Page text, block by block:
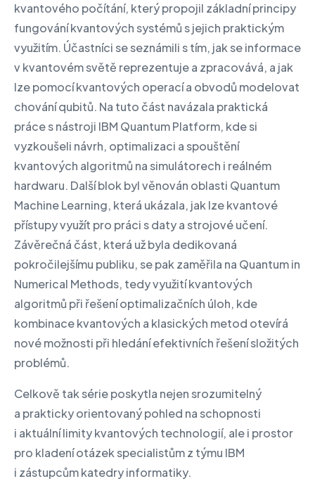
kvantového počítání, který propojil základní principy
fungování kvantových systémů s jejich praktickým
využitím. Účastníci se seznámili s tím, jak se informace
v kvantovém světě reprezentuje a zpracovává, a jak
lze pomocí kvantových operací a obvodů modelovat
chování qubitů. Na tuto část navázala praktická
práce s nástroji IBM Quantum Platform, kde si
vyzkoušeli návrh, optimalizaci a spouštění
kvantových algoritmů na simulátorech i reálném
hardwaru. Další blok byl věnován oblasti Quantum
Machine Learning, která ukázala, jak lze kvantové
přístupy využít pro práci s daty a strojové učení.
Závěrečná část, která už byla dedikovaná
pokročilejšímu publiku, se pak zaměřila na Quantum in
Numerical Methods, tedy využití kvantových
algoritmů při řešení optimalizačních úloh, kde
kombinace kvantových a klasických metod otevírá
nové možnosti při hledání efektivních řešení složitých
problémů.
Celkově tak série poskytla nejen srozumitelný
a prakticky orientovaný pohled na schopnosti
i aktuální limity kvantových technologií, ale i prostor
pro kladení otázek specialistům z týmu IBM
i zástupcům katedry informatiky.